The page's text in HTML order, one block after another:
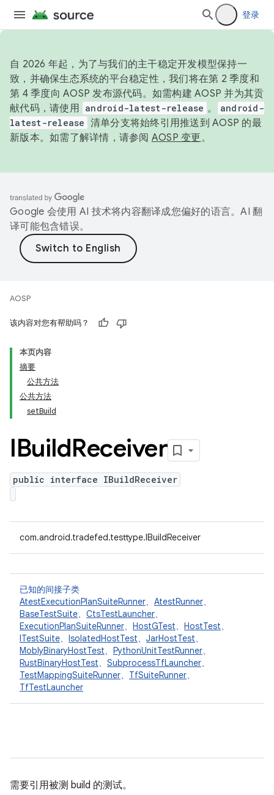
登录
自 2026 年起，为了与我们的主干稳定开发模型保持一
致，并确保生态系统的平台稳定性，我们将在第 2 季度和
第 4 季度向 AOSP 发布源代码。如需构建 AOSP 并为其贡
献代码，请使用 android-latest-release 。
android-
latest-release 清单分支将始终引用推送到 AOSP 的最
新版本。如需了解详情，请参阅 AOSP 变更。
Google 会使用 AI 技术将内容翻译成您偏好的语言。AI 翻
译可能包含错误。
AOSP
该内容对您有帮助吗？
本页内容
摘要
公共方法
公共方法
setBuild
IBuildReceiver
public interface IBuildReceiver
com.android.tradefed.testtype.IBuildReceiver
已知的间接子类
AtestExecutionPlanSuiteRunner、 AtestRunner、
BaseTestSuite、 CtsTestLauncher、
ExecutionPlanSuiteRunner、 HostGTest、 HostTest、
ITestSuite、 IsolatedHostTest、 JarHostTest、
MoblyBinaryHostTest、 PythonUnitTestRunner、
RustBinaryHostTest、 SubprocessTfLauncher、
TestMappingSuiteRunner、 TfSuiteRunner、
TfTestLauncher
需要引用被测 build 的测试。